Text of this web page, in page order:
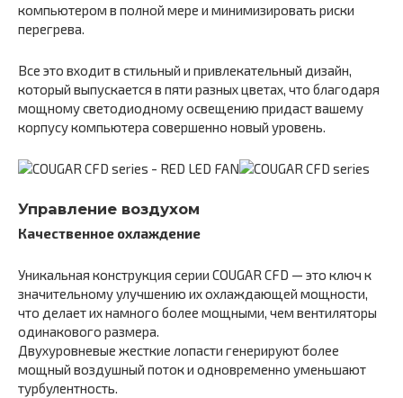
компьютером в полной мере и минимизировать риски
перегрева.
Все это входит в стильный и привлекательный дизайн,
который выпускается в пяти разных цветах, что благодаря
мощному светодиодному освещению придаст вашему
корпусу компьютера совершенно новый уровень.
Управление воздухом
Качественное охлаждение
Уникальная конструкция серии COUGAR CFD — это ключ к
значительному улучшению их охлаждающей мощности,
что делает их намного более мощными, чем вентиляторы
одинакового размера.
Двухуровневые жесткие лопасти генерируют более
мощный воздушный поток и одновременно уменьшают
турбулентность.